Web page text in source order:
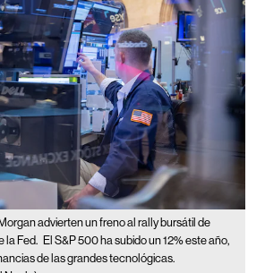
advierten un freno al rally bursátil de
la Fed. El S&P 500 ha subido un 12% este año,
de las grandes tecnológicas.